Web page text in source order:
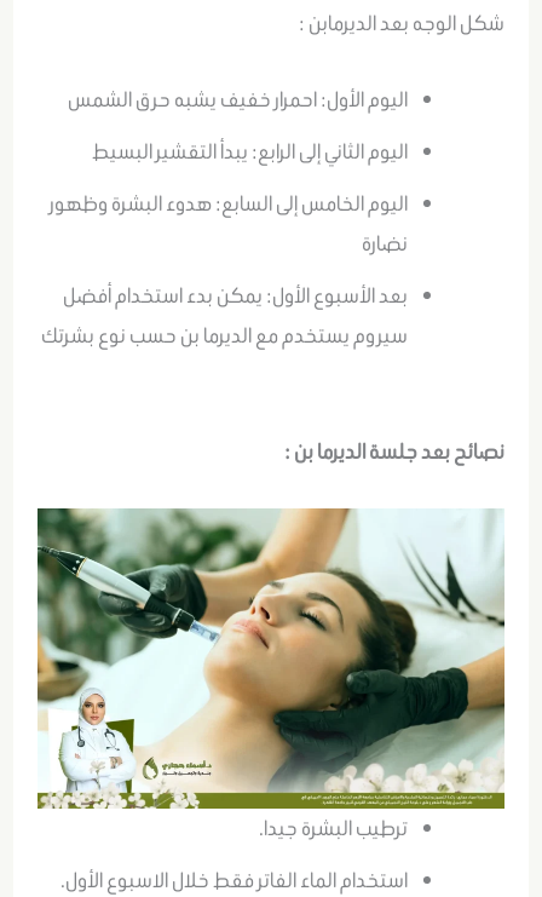
شكل الوجه بعد الديرمابن :
اليوم الأول: احمرار خفيف يشبه حرق الشمس
اليوم الثاني إلى الرابع: يبدأ التقشير البسيط
اليوم الخامس إلى السابع: هدوء البشرة وظهور
نضارة
بعد الأسبوع الأول: يمكن بدء استخدام أفضل
سيروم يستخدم مع الديرما بن حسب نوع بشرتك
نصائح بعد جلسة الديرما بن :
ترطيب البشرة جيدا.
استخدام الماء الفاتر فقط خلال الاسبوع الأول.